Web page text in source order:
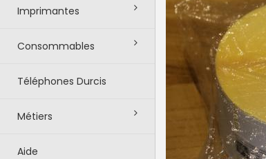
Imprimantes
Consommables
Téléphones Durcis
Métiers
Aide